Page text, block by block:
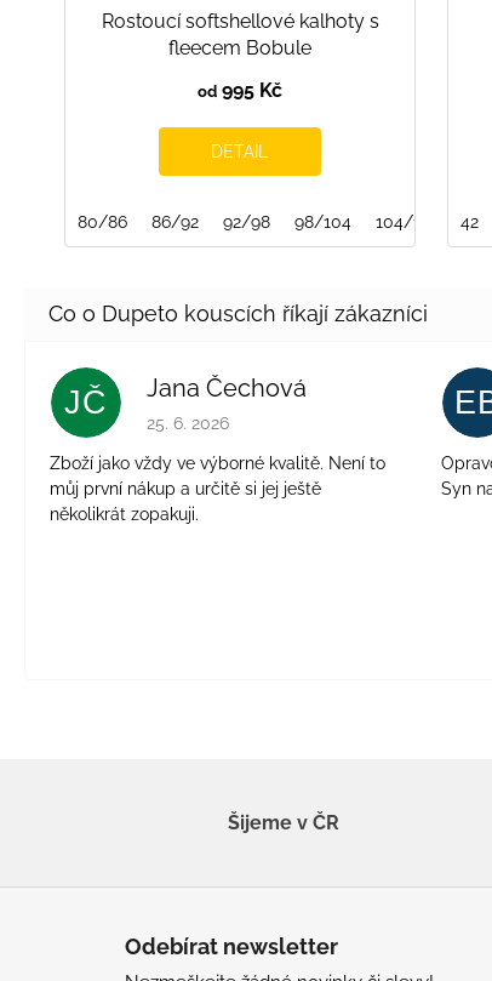
Rostoucí softshellové kalhoty s
fleecem Bobule
od 995 Kč
DETAIL
80/86 86/92 92/98 98/104 104/110 42
JČ Jana Čechová
Hodnocení obchodu je 5 z 5 hvězdiček.
25. 6. 2026
Zboží jako vždy ve výborné kvalitě. Není to
můj první nákup a určitě si jej ještě
několikrát zopakuji.
Syn
Šijeme v ČR
Odebírat newsletter